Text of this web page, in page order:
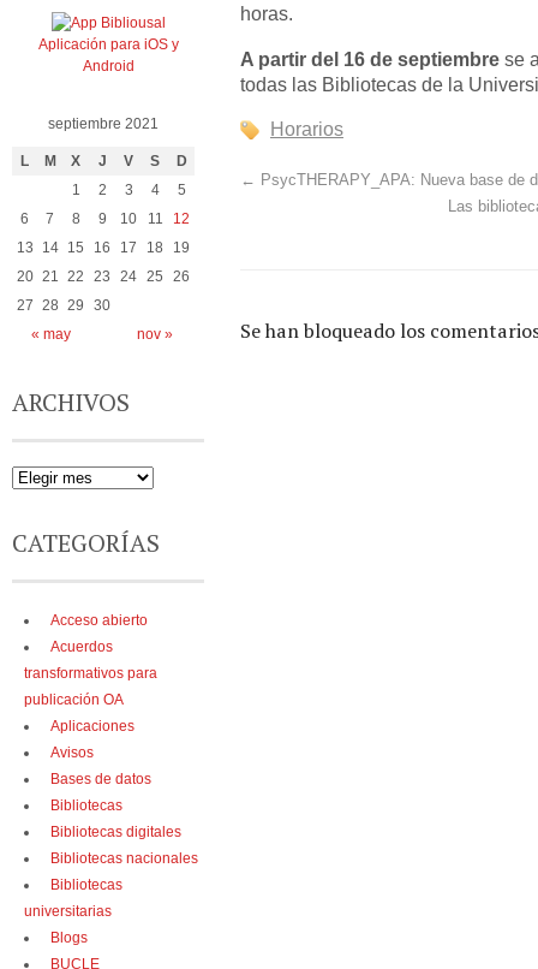
horas.
A partir del 16 de septiembre se
todas las Bibliotecas de la
Horarios
← PsycTHERAPY_APA: Nueva base de
Las
Se han bloqueado los
Aplicación para iOS y
Android
septiembre 2021
L M X J V S D
« may nov »
1 2 3 4
5
6
7 8 9 10 11
12
13
14 15 16 17 18
19
20 21 22 23 24 25
26
27 28 29 30
ARCHIVOS
CATEGORÍAS
Acceso abierto
Acuerdos
transformativos para
publicación OA
Aplicaciones
Avisos
Bases de datos
Bibliotecas
Bibliotecas digitales
Bibliotecas nacionales
Bibliotecas
universitarias
Blogs
BUCLE